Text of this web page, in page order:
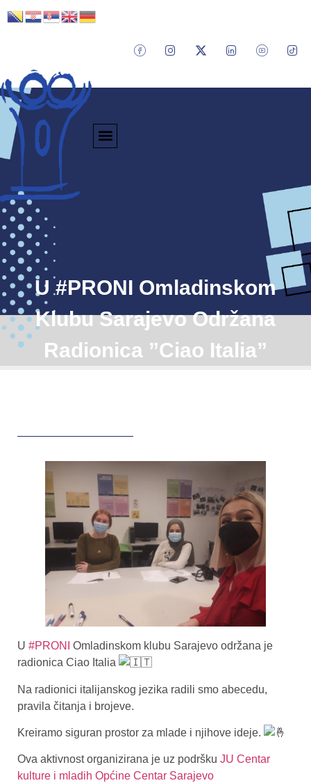
U #PRONI Omladinskom
Klubu Sarajevo Održana
Radionica ”Ciao Italia”
U #PRONI
Omladinskom klubu Sarajevo održana je
radionica Ciao Italia
Na radionici italijanskog jezika radili smo abecedu,
pravila čitanja i brojeve.
Kreiramo siguran prostor za mlade i njihove ideje.
Ova aktivnost organizirana je uz podršku JU Centar
kulture i mladih Općine Centar Sarajevo